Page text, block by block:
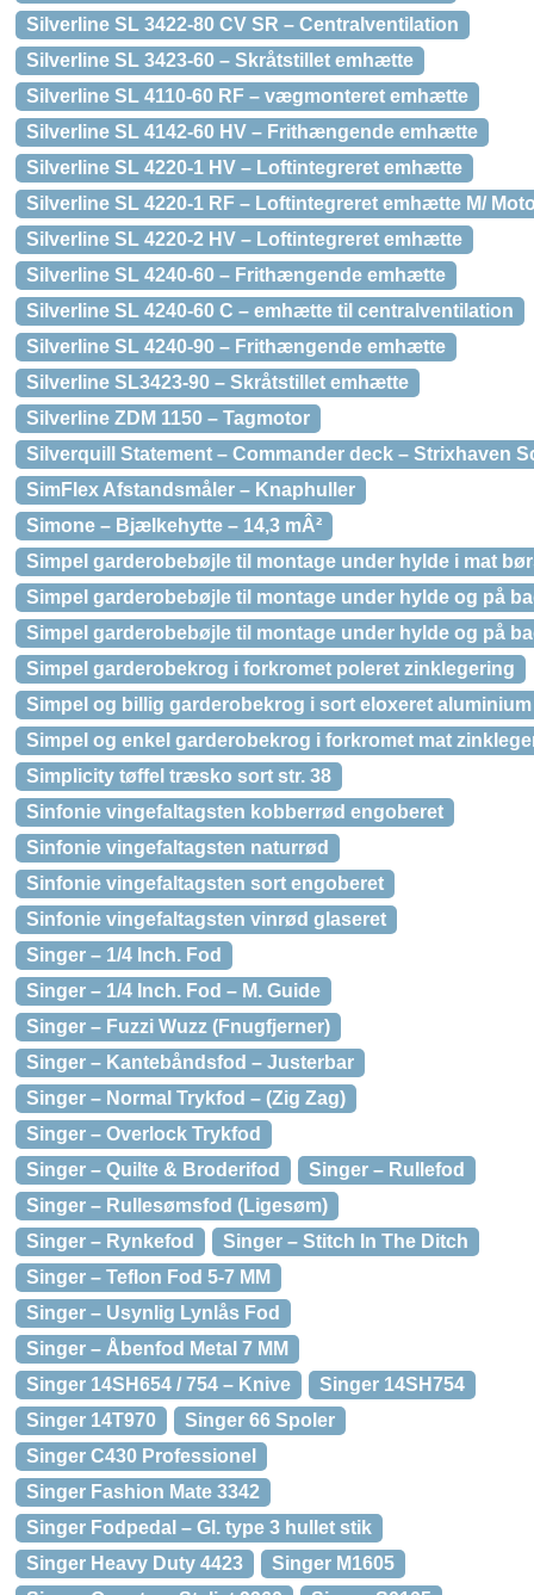
Silverline SL 3422-80 CV SR – Centralventilation
Silverline SL 3423-60 – Skråtstillet emhætte
Silverline SL 4110-60 RF – vægmonteret emhætte
Silverline SL 4142-60 HV – Frithængende emhætte
Silverline SL 4220-1 HV – Loftintegreret emhætte
Silverline SL 4220-1 RF – Loftintegreret emhætte M/
Silverline SL 4220-2 HV – Loftintegreret emhætte
Silverline SL 4240-60 – Frithængende emhætte
Silverline SL 4240-60 C – emhætte til centralventilation
Silverline SL 4240-90 – Frithængende emhætte
Silverline SL3423-90 – Skråtstillet emhætte
Silverline ZDM 1150 – Tagmotor
Silverquill Statement – Commander deck – Strixhaven
SimFlex Afstandsmåler – Knaphuller
Simone – Bjælkehytte – 14,3 mÂ²
Simpel garderobebøjle til montage under hylde i mat
Simpel garderobebøjle til montage under hylde og på
Simpel garderobebøjle til montage under hylde og på
Simpel garderobekrog i forkromet poleret zinklegering
Simpel og billig garderobekrog i sort eloxeret aluminium
Simpel og enkel garderobekrog i forkromet mat
Simplicity tøffel træsko sort str. 38
Sinfonie vingefaltagsten kobberrød engoberet
Sinfonie vingefaltagsten naturrød
Sinfonie vingefaltagsten sort engoberet
Sinfonie vingefaltagsten vinrød glaseret
Singer – 1/4 Inch. Fod
Singer – 1/4 Inch. Fod – M. Guide
Singer – Fuzzi Wuzz (Fnugfjerner)
Singer – Kantebåndsfod – Justerbar
Singer – Normal Trykfod – (Zig Zag)
Singer – Overlock Trykfod
Singer – Quilte & Broderifod
Singer – Rullefod
Singer – Rullesømsfod (Ligesøm)
Singer – Rynkefod
Singer – Stitch In The Ditch
Singer – Teflon Fod 5-7 MM
Singer – Usynlig Lynlås Fod
Singer – Åbenfod Metal 7 MM
Singer 14SH654 / 754 – Knive
Singer 14SH754
Singer 14T970
Singer 66 Spoler
Singer C430 Professionel
Singer Fashion Mate 3342
Singer Fodpedal – Gl. type 3 hullet stik
Singer Heavy Duty 4423
Singer M1605